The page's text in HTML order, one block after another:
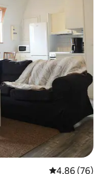
Gemiddelde
4,86 (76)